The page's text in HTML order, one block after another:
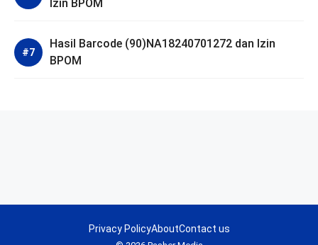
Izin BPOM
Hasil Barcode (90)NA18240701272 dan Izin
BPOM
Privacy PolicyAboutContact us